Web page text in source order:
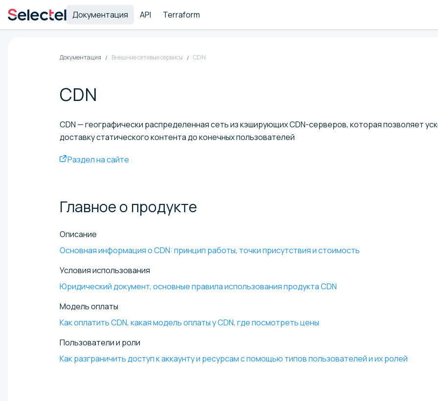
Документация API Terraform
Документация Внешние сетевые сервисы CDN
CDN
CDN — географически распределенная сеть из кэширующих CDN-серверов, которая позволяет
доставку статического контента до конечных пользователей
Раздел на сайте
Главное о продукте
Описание
Основная информация о CDN: принцип работы, точки присутствия и стоимость
Условия использования
Юридический документ, основные правила использования продукта CDN
Модель оплаты
Как оплатить CDN, какая модель оплаты у CDN, где посмотреть цены
Пользователи и роли
Как разграничить доступ к аккаунту и ресурсам с помощью типов пользователей и их ролей